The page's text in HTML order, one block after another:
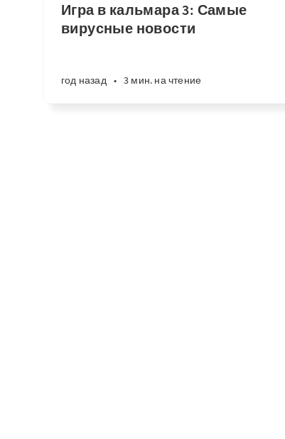
Игра в кальмара 3: Самые
вирусные новости
год назад • 3 мин. на чтение